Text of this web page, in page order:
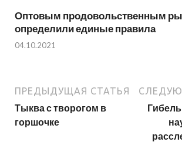
Оптовым продовольственным
определили единые правила
04.10.2021
ПРЕДЫДУЩАЯ СТАТЬЯ
Тыква с творогом в
горшочке